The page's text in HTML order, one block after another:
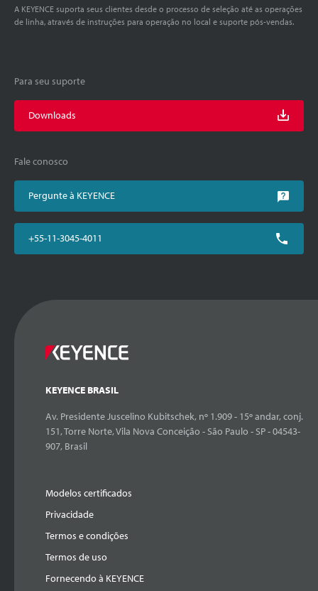
A KEYENCE suporta seus clientes desde o processo de seleção até as operações
de linha, através de instruções para operação no local e suporte pós-vendas.
Para seu suporte
Downloads
Fale conosco
Pergunte à KEYENCE
+55-11-3045-4011
KEYENCE BRASIL
Av. Presidente Juscelino Kubitschek, nº 1.909 - 15º andar, conj.
151, Torre Norte, Vila Nova Conceição - São Paulo - SP - 04543-
907, Brasil
Modelos certificados
Privacidade
Termos e condições
Termos de uso
Fornecendo à KEYENCE